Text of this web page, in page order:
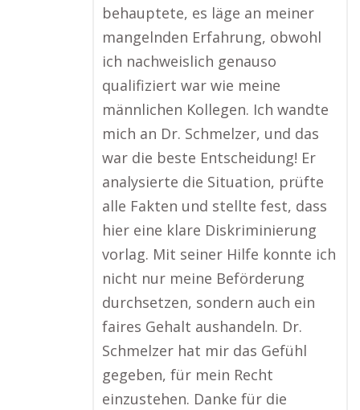
behauptete, es läge an meiner
mangelnden Erfahrung, obwohl
ich nachweislich genauso
qualifiziert war wie meine
männlichen Kollegen. Ich wandte
mich an Dr. Schmelzer, und das
war die beste Entscheidung! Er
analysierte die Situation, prüfte
alle Fakten und stellte fest, dass
hier eine klare Diskriminierung
vorlag. Mit seiner Hilfe konnte ich
nicht nur meine Beförderung
durchsetzen, sondern auch ein
faires Gehalt aushandeln. Dr.
Schmelzer hat mir das Gefühl
gegeben, für mein Recht
einzustehen. Danke für die